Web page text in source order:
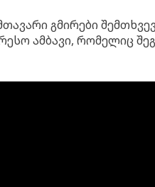
გმირები
ამბავი, რომელიც